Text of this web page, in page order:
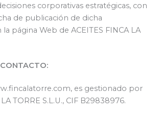
corporativas estratégicas, con
de publicación de dicha
página Web de ACEITES FINCA LA
es gestionado por
TORRE S.L.U., CIF B29838976.